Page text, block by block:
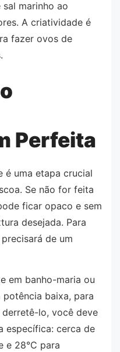
marinho ao
A criatividade é
fazer ovos de
Perfeita
é uma etapa crucial
Se não for feita
ficar opaco e sem
desejada. Para
de um
em banho-maria ou
baixa, para
lo, você deve
específica: cerca de
e 28°C para